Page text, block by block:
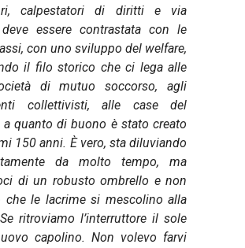
calpestatori di diritti e via
essere contrastata con le
con uno sviluppo del welfare,
il filo storico che ci lega alle
di mutuo soccorso, agli
collettivisti, alle case del
quanto di buono è stato creato
150 anni. È vero, sta diluviando
da molto tempo, ma
di un robusto ombrello e non
che le lacrime si mescolino alla
Se ritroviamo l’interruttore il sole
capolino. Non volevo farvi